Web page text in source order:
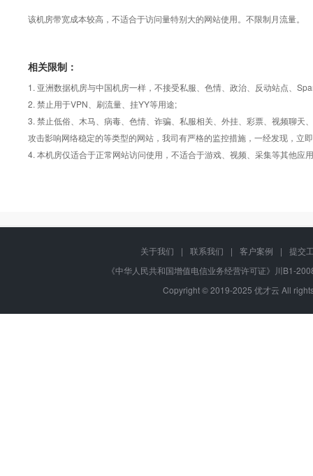
该机房带宽成本较高，不适合于访问量特别大的网站使用。不限制月流量。
相关限制：
1. 亚洲数据机房与中国机房一样，不接受私服、色情、政治、反动站点、
2. 禁止用于VPN、刷流量、挂YY等用途;
3. 禁止低俗、木马、病毒、色情、诈骗、私服相关、外挂、彩票、视频聊
攻击影响网络稳定的等类型的网站，我司有严格的监控措施，一经发现，立
4. 本机房仅适合于正常网站访问使用，不适合于游戏、视频、采集等其他应
关于我们 | 联系我们 | 客户案例 |
提交
《中华人民共和国增值电信业务经营许可证》川B1-
Copyright © 2019-2025 优才云 All